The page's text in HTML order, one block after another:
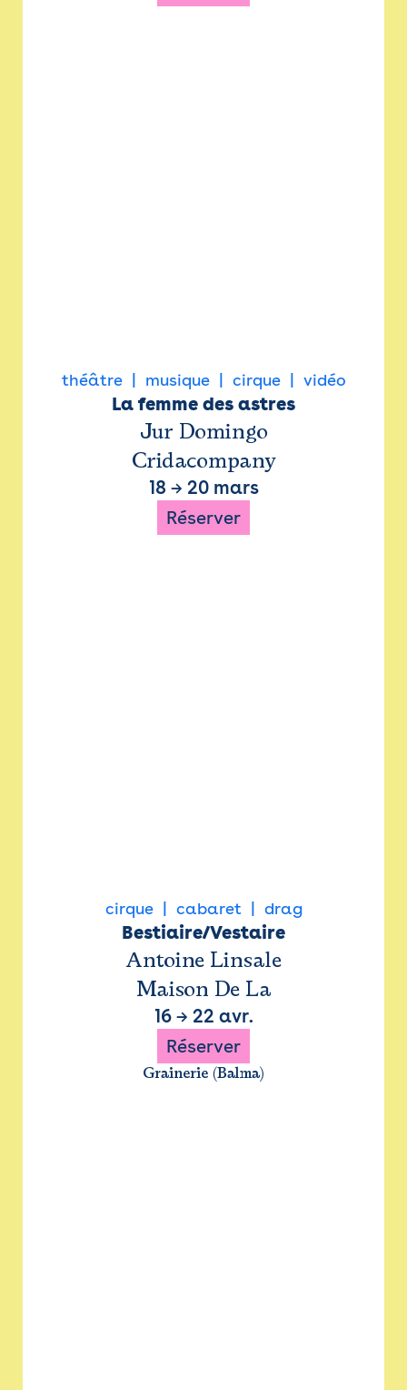
théâtre musique cirque vidéo
La femme des astres
Jur Domingo
Cridacompany
18 → 20 mars
Réserver
cirque cabaret drag
Bestiaire/Vestaire
Antoine Linsale
Maison De La
16→ 22 avr.
Réserver
Grainerie (Balma)